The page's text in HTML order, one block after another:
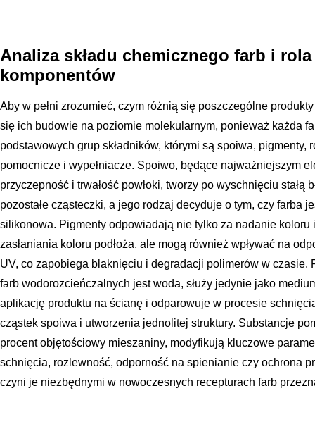
Analiza składu chemicznego farb i
komponentów
Aby w pełni zrozumieć, czym różnią się poszczególne
się ich budowie na poziomie molekularnym, ponieważ każda
podstawowych grup składników, którymi są spoiwa, pigmenty,
pomocnicze i wypełniacze. Spoiwo, będące najważniejszym
przyczepność i trwałość powłoki, tworzy po wyschnięciu stałą
pozostałe cząsteczki, a jego rodzaj decyduje o tym, czy farba
silikonowa. Pigmenty odpowiadają nie tylko za nadanie koloru
zasłaniania koloru podłoża, ale mogą również wpływać na
UV, co zapobiega blaknięciu i degradacji polimerów w czasie.
farb wodorozcieńczalnych jest woda, służy jedynie jako
aplikację produktu na ścianę i odparowuje w procesie
cząstek spoiwa i utworzenia jednolitej struktury. Substancje
procent objętościowy mieszaniny, modyfikują kluczowe
schnięcia, rozlewność, odporność na spienianie czy ochrona
czyni je niezbędnymi w nowoczesnych recepturach farb